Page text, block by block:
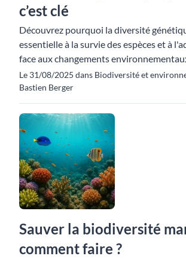
c’est clé
Découvrez pourquoi la diversité
essentielle à la survie des espèces et à
face aux changements
Le 31/08/2025 dans Biodiversité et
Bastien Berger
Sauver la biodiversité
comment faire ?